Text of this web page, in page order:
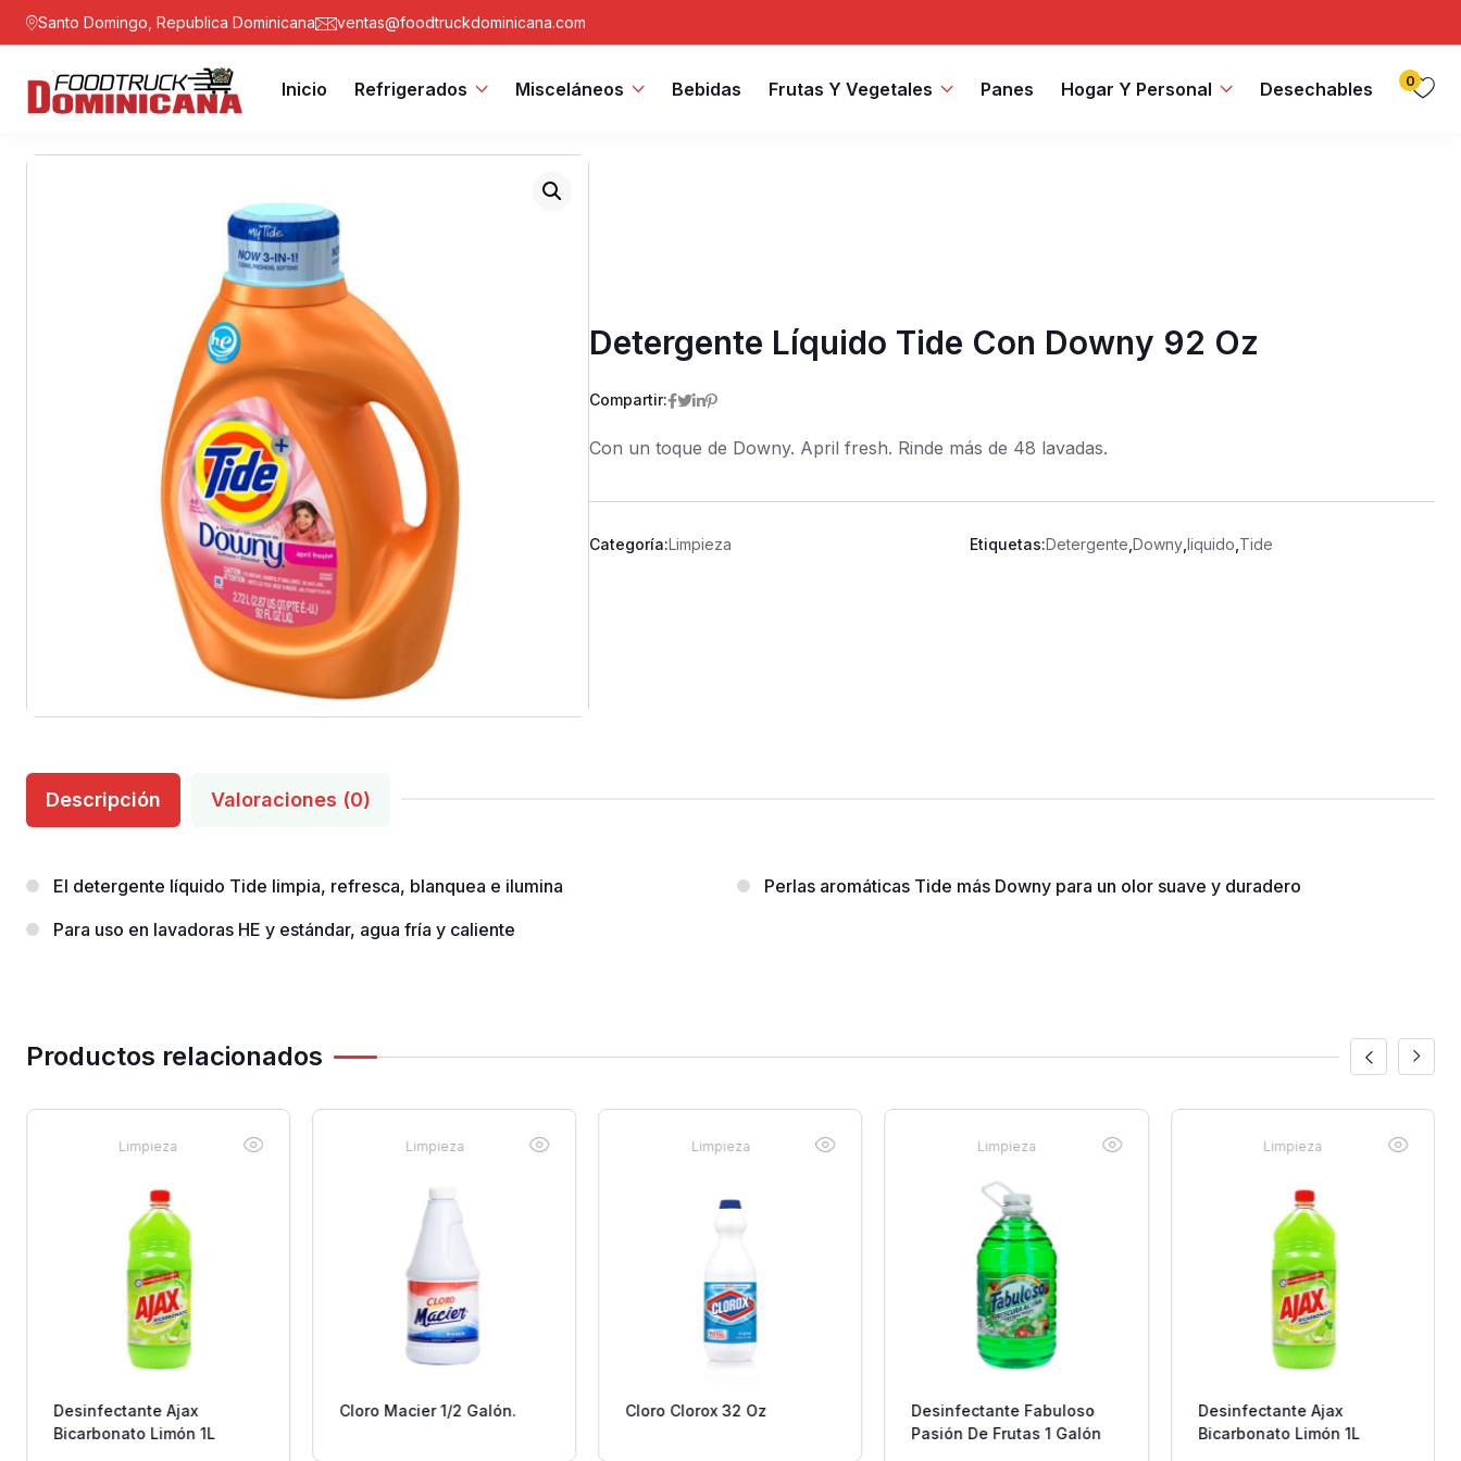
Santo Domingo, Republica Dominicana ventas@foodtruckdominicana.com
Inicio Refrigerados Misceláneos Bebidas Frutas Y Vegetales Panes Hogar Y Personal Desechables 0
Detergente Líquido Tide Con Downy 92 Oz
Compartir:
Con un toque de Downy. April fresh. Rinde más de 48 lavadas.
Categoría:Limpieza Etiquetas:Detergente ,Downy ,liquido Tide
Descripción Valoraciones (0)
El detergente líquido Tide limpia, refresca, blanquea e ilumina
Perlas aromáticas Tide más Downy para un olor suave y duradero
Para uso en lavadoras HE y estándar, agua fría y caliente
Productos relacionados
Limpieza
Desinfectante Ajax
Bicarbonato Limón 1L
Limpieza
Cloro Macier 1/2 Galón.
Limpieza
Cloro Clorox 32 Oz
Limpieza
Desinfectante Fabuloso
Pasión De Frutas 1 Galón
Limpieza
Desinfectante Ajax
Bicarbonato Limón 1L